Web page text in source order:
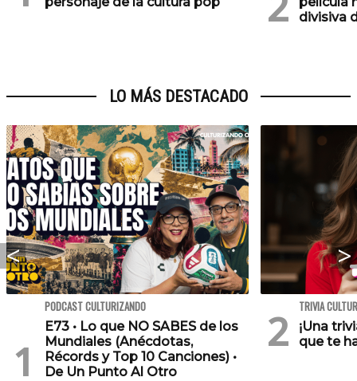
divisiva
LO MÁS DESTACADO
PODCAST CULTURIZANDO
E73 • Lo que NO SABES de los
Mundiales (Anécdotas,
Récords y Top 10 Canciones) •
De Un Punto Al Otro
TRIVIA
¡Una
que te